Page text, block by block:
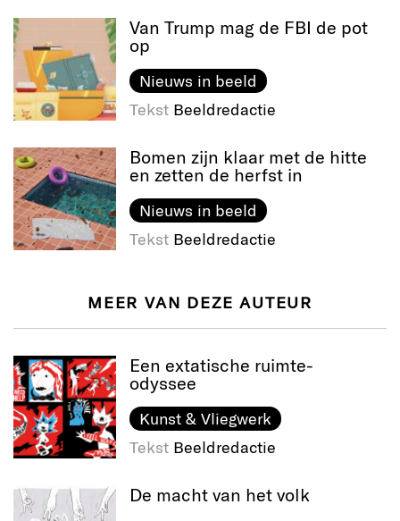
Van Trump mag de FBI de pot
op
Nieuws in beeld
Tekst Beeldredactie
Bomen zijn klaar met de hitte
en zetten de herfst in
Nieuws in beeld
Tekst Beeldredactie
MEER VAN DEZE AUTEUR
Een extatische ruimte-
odyssee
Kunst & Vliegwerk
Tekst Beeldredactie
De macht van het volk